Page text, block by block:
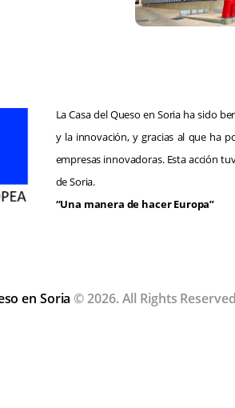
La Casa del Queso en Soria ha sido
y la innovación, y gracias al que ha
empresas innovadoras. Esta acción
de Soria.
“Una manera de hacer Europa”
en Soria © 2026. All Rights